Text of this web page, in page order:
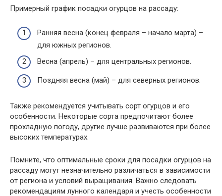
Примерный график посадки огурцов на рассаду:
Ранняя весна (конец февраля – начало марта) –
для южных регионов.
Весна (апрель) – для центральных регионов.
Поздняя весна (май) – для северных регионов.
Также рекомендуется учитывать сорт огурцов и его
особенности. Некоторые сорта предпочитают более
прохладную погоду, другие лучше развиваются при более
высоких температурах.
Помните, что оптимальные сроки для посадки огурцов на
рассаду могут незначительно различаться в зависимости
от региона и условий выращивания. Важно следовать
рекомендациям лунного календаря и учесть особенности